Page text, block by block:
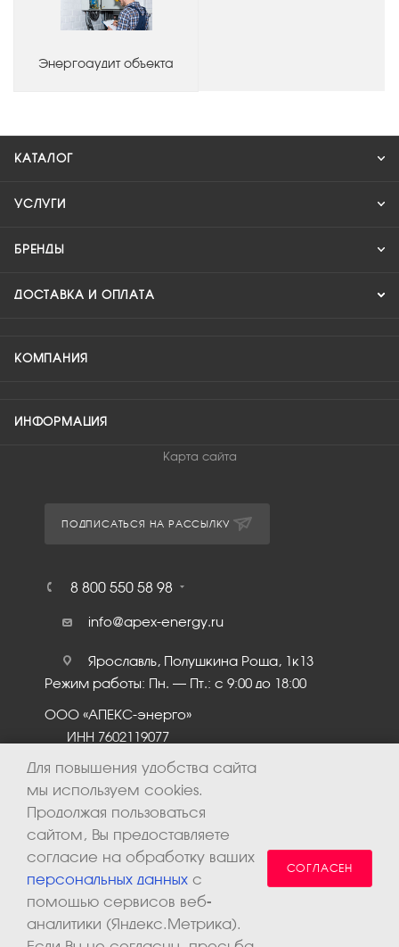
Энергоаудит объекта
КАТАЛОГ
УСЛУГИ
БРЕНДЫ
ДОСТАВКА И ОПЛАТА
КОМПАНИЯ
ИНФОРМАЦИЯ
Карта сайта
ПОДПИСАТЬСЯ НА РАССЫЛКУ
8 800 550 58 98
info@apex-energy.ru
Ярославль, Полушкина Роща, 1к13
Режим работы: Пн. – Пт.: с 9:00 до 18:00
ООО «АПЕКС-энерго»
ИНН 7602119077
2026 © ООО «Апекс-энерго». Все права защищены.
Для повышения удобства сайта
мы используем cookies.
Продолжая пользоваться
сайтом, Вы предоставляете
согласие на обработку ваших
персональных данных с
помощью сервисов веб-
аналитики (Яндекс.Метрика).
СОГЛАСЕН